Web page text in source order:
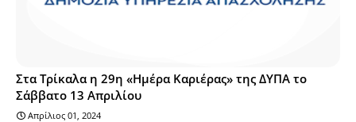
Στα Τρίκαλα η 29η «Ημέρα Καριέρας» της ΔΥΠΑ το
Σάββατο 13 Απριλίου
Απρίλιος 01, 2024